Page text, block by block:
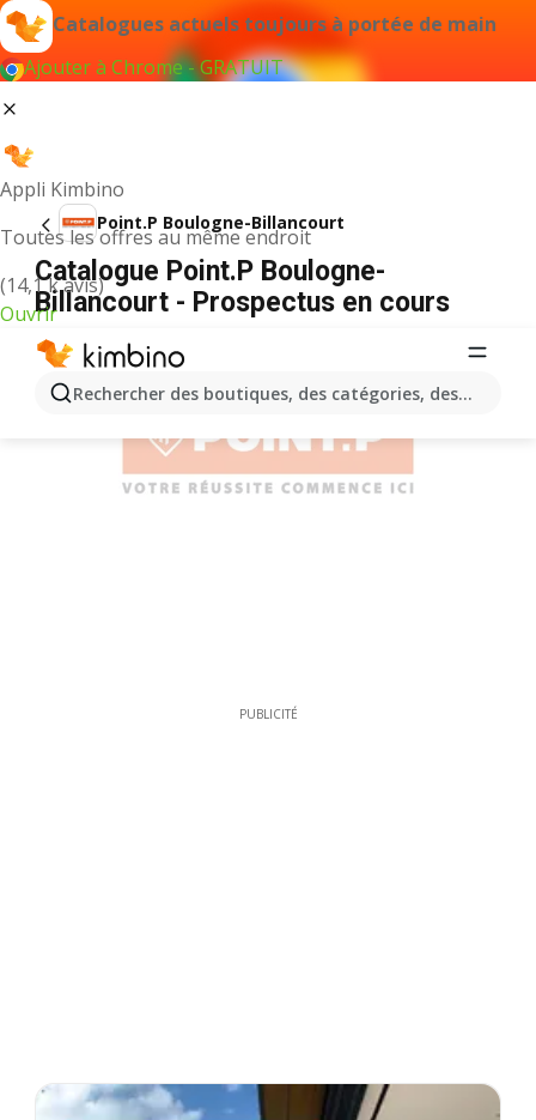
Catalogues actuels toujours à portée de main
Ajouter à Chrome - GRATUIT
Appli Kimbino
Toutes les offres au même endroit
(14,1 k avis)
Ouvrir
Rechercher des boutiques, des catégories, des
Point.P Boulogne-Billancourt
Catalogue Point.P Boulogne-
Billancourt - Prospectus en cours
PUBLICITÉ